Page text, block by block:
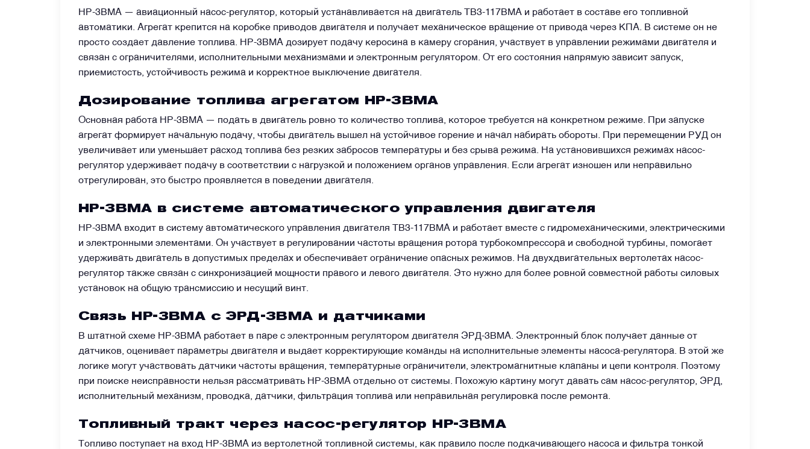
НР-3ВМА — авиационный насос-регулятор, который устанавливается на двигатель ТВ3-117ВМА и работает в составе его топливной
автоматики. Агрегат крепится на коробке приводов двигателя и получает механическое вращение от привода через КПА. В системе он не
просто создает давление топлива. НР-3ВМА дозирует подачу керосина в камеру сгорания, участвует в управлении режимами двигателя и
связан с ограничителями, исполнительными механизмами и электронным регулятором. От его состояния напрямую зависит запуск,
приемистость, устойчивость режима и корректное выключение двигателя.
Дозирование топлива агрегатом НР-3ВМА
Основная работа НР-3ВМА — подать в двигатель ровно то количество топлива, которое требуется на конкретном режиме. При запуске
агрегат формирует начальную подачу, чтобы двигатель вышел на устойчивое горение и начал набирать обороты. При перемещении РУД он
увеличивает или уменьшает расход топлива без резких забросов температуры и без срыва режима. На установившихся режимах насос-
регулятор удерживает подачу в соответствии с нагрузкой и положением органов управления. Если агрегат изношен или неправильно
отрегулирован, это быстро проявляется в поведении двигателя.
НР-3ВМА в системе автоматического управления двигателя
НР-3ВМА входит в систему автоматического управления двигателя ТВ3-117ВМА и работает вместе с гидромеханическими, электрическими
и электронными элементами. Он участвует в регулировании частоты вращения ротора турбокомпрессора и свободной турбины, помогает
удерживать двигатель в допустимых пределах и обеспечивает ограничение опасных режимов. На двухдвигательных вертолетах насос-
регулятор также связан с синхронизацией мощности правого и левого двигателя. Это нужно для более ровной совместной работы силовых
установок на общую трансмиссию и несущий винт.
Связь НР-3ВМА с ЭРД-3ВМА и датчиками
В штатной схеме НР-3ВМА работает в паре с электронным регулятором двигателя ЭРД-3ВМА. Электронный блок получает данные от
датчиков, оценивает параметры двигателя и выдает корректирующие команды на исполнительные элементы насоса-регулятора. В этой же
логике могут участвовать датчики частоты вращения, температурные ограничители, электромагнитные клапаны и цепи контроля. Поэтому
при поиске неисправности нельзя рассматривать НР-3ВМА отдельно от системы. Похожую картину могут давать сам насос-регулятор, ЭРД,
исполнительный механизм, проводка, датчики, фильтрация топлива или неправильная регулировка после ремонта.
Топливный тракт через насос-регулятор НР-3ВМА
Топливо поступает на вход НР-3ВМА из вертолетной топливной системы, как правило после подкачивающего насоса и фильтра тонкой
Датчики
Модули
Монтажные рамы
Наземное вспомогательное оборудование
Панели управления
Преобразователи напряжения
Приёмники температуры и давления
Приёмопередатчики
Реле и контакторы